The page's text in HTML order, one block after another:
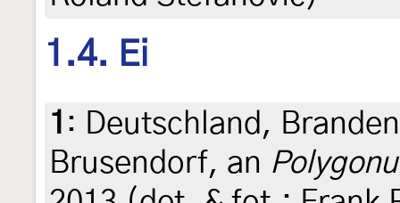
1.4. Ei
1 : Deutschland,
Brusendorf, an